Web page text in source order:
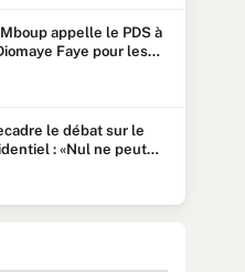
appelle le PDS à
Faye pour les
Sonko
le débat sur le
: «Nul ne peut
mandats
5 ans»